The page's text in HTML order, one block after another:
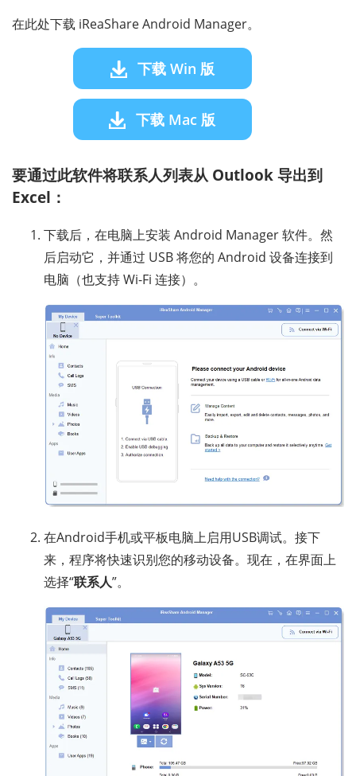
在此处下载 iReaShare Android Manager。
下载 Win 版
下载 Mac 版
要通过此软件将联系人列表从 Outlook 导出到
Excel：
下载后，在电脑上安装 Android Manager 软件。然
后启动它，并通过 USB 将您的 Android 设备连接到
电脑（也支持 Wi-Fi 连接）。
在Android手机或平板电脑上启用USB调试。接下
来，程序将快速识别您的移动设备。现在，在界面上
选择“联系人”。